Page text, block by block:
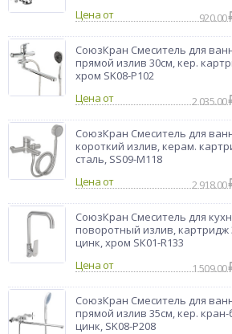
Цена от
920.00
СоюзКран Смеситель для
прямой излив 30см, кер.
хром SK08-P102
Цена от
2 035.00
СоюзКран Смеситель для
короткий излив, керам.
сталь, SS09-M118
Цена от
2 918.00
СоюзКран Смеситель для
поворотный излив, картридж
цинк, хром SК01-R133
Цена от
1 509.00
СоюзКран Смеситель для
прямой излив 35см, кер.
цинк, SK08-P208